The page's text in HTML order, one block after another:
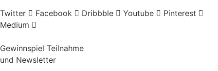
Twitter
Facebook Dribbble Youtube
Pinterest
Medium
Gewinnspiel Teilnahme
und Newsletter